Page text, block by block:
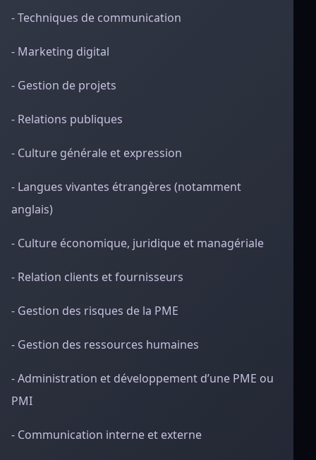
- Techniques de communication
- Marketing digital
- Gestion de projets
- Relations publiques
- Culture générale et expression
- Langues vivantes étrangères (notamment
anglais)
- Culture économique, juridique et managériale
- Relation clients et fournisseurs
- Gestion des risques de la PME
- Gestion des ressources humaines
- Administration et développement d’une PME ou
PMI
- Communication interne et externe